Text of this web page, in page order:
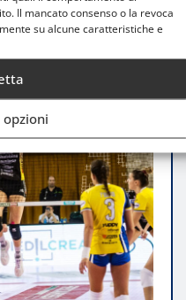
Il mancato consenso o la revoca
su alcune caratteristiche e
opzioni